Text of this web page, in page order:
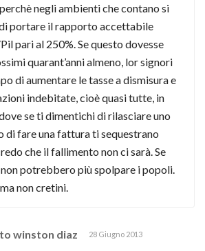
negli ambienti che contano si
portare il rapporto accettabile
pari al 250%. Se questo dovesse
quarant’anni almeno, lor signori
di aumentare le tasse a dismisura e
indebitate, cioè quasi tutte, in
se ti dimentichi di rilasciare uno
di fare una fattura ti sequestrano
che il fallimento non ci sarà. Se
potrebbero più spolpare i popoli.
non cretini.
winston diaz 28 Giugno 2013